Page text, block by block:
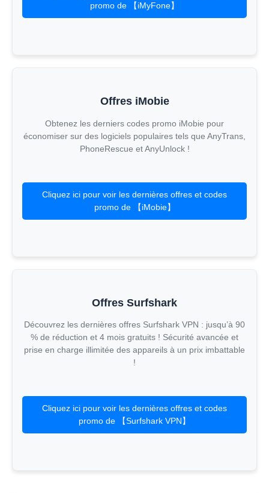
promo de 【iMyFone】
Offres iMobie
Obtenez les derniers codes promo iMobie pour
économiser sur des logiciels populaires tels que AnyTrans,
PhoneRescue et AnyUnlock !
Cliquez ici pour voir les dernières offres et codes
promo de 【iMobie】
Offres Surfshark
Découvrez les dernières offres Surfshark VPN : jusqu’à 90
% de réduction et 4 mois gratuits ! Sécurité avancée et
prise en charge illimitée des appareils à un prix imbattable
!
Cliquez ici pour voir les dernières offres et codes
promo de 【Surfshark VPN】